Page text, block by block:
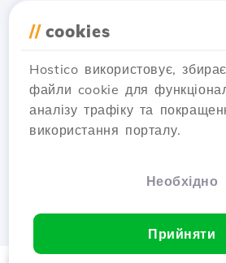
// cookies
Hostico використовує,
файли cookie для
аналізу трафіку та
використання порталу.
Необхідно
Прийняти